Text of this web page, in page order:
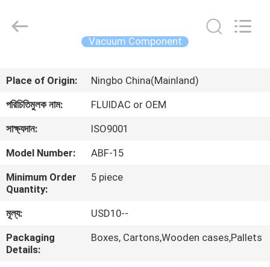
পণ্য
আমাদের
কারখানা
AUTOMATIC
CONTROL
Vacuum Component
Place of Origin:
Ningbo China(Mainland)
পরিচিতিমুলক নাম:
FLUIDAC or OEM
সাক্ষ্যদান:
ISO9001
Model Number:
ABF-15
Minimum Order
Quantity:
5 piece
মূল্য:
USD10--
Packaging
Details:
Boxes, Cartons,Wooden cases,Pallets